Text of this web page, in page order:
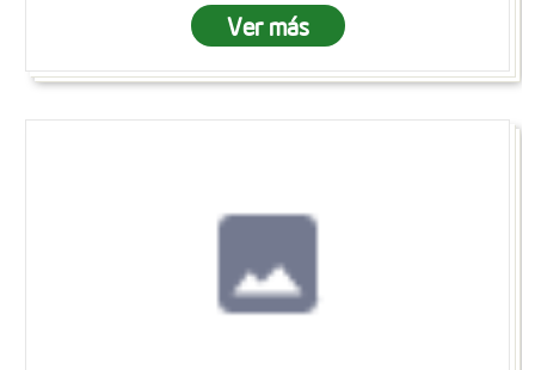
Ver más